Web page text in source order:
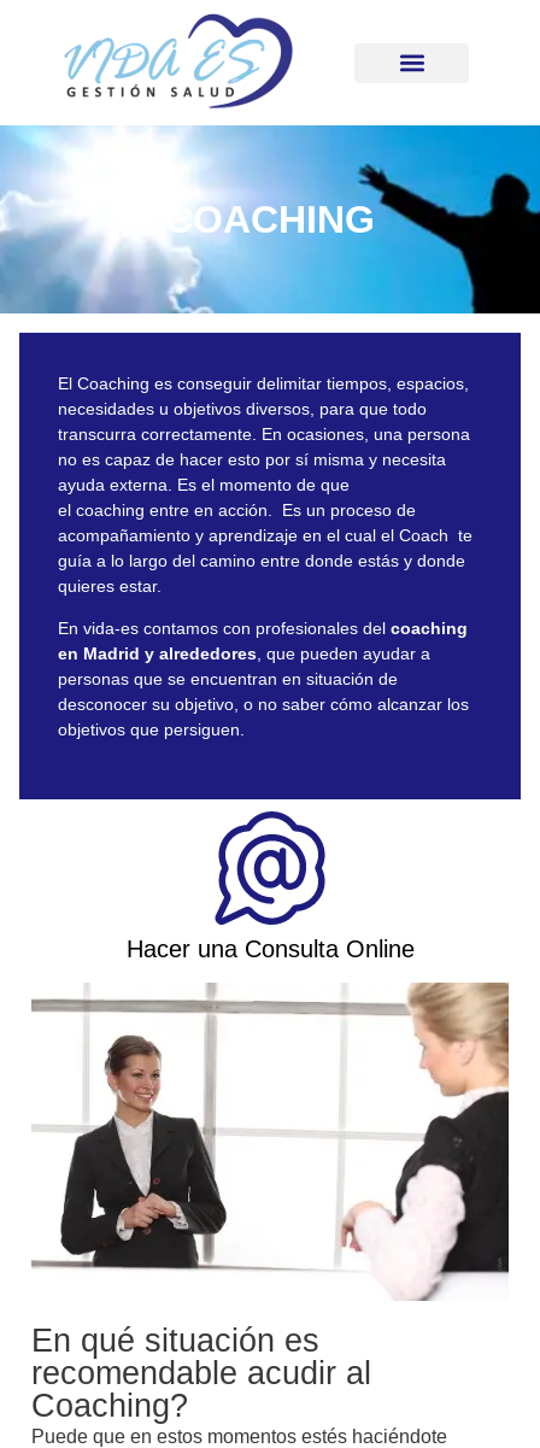
COACHING
El Coaching es conseguir delimitar tiempos, espacios,
necesidades u objetivos diversos, para que todo
transcurra correctamente. En ocasiones, una persona
no es capaz de hacer esto por sí misma y necesita
ayuda externa. Es el momento de que
el coaching entre en acción. Es un proceso de
acompañamiento y aprendizaje en el cual el Coach te
guía a lo largo del camino entre donde estás y donde
quieres estar.
En vida-es contamos con profesionales del coaching
en Madrid y alrededores, que pueden ayudar a
personas que se encuentran en situación de
desconocer su objetivo, o no saber cómo alcanzar los
objetivos que persiguen.
Hacer una Consulta Online
En qué situación es
recomendable acudir al
Coaching?
Puede que en estos momentos estés haciéndote